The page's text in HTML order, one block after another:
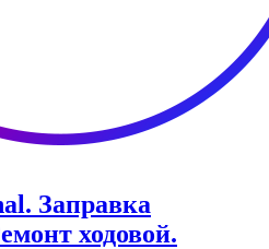
Заправка
ходовой.